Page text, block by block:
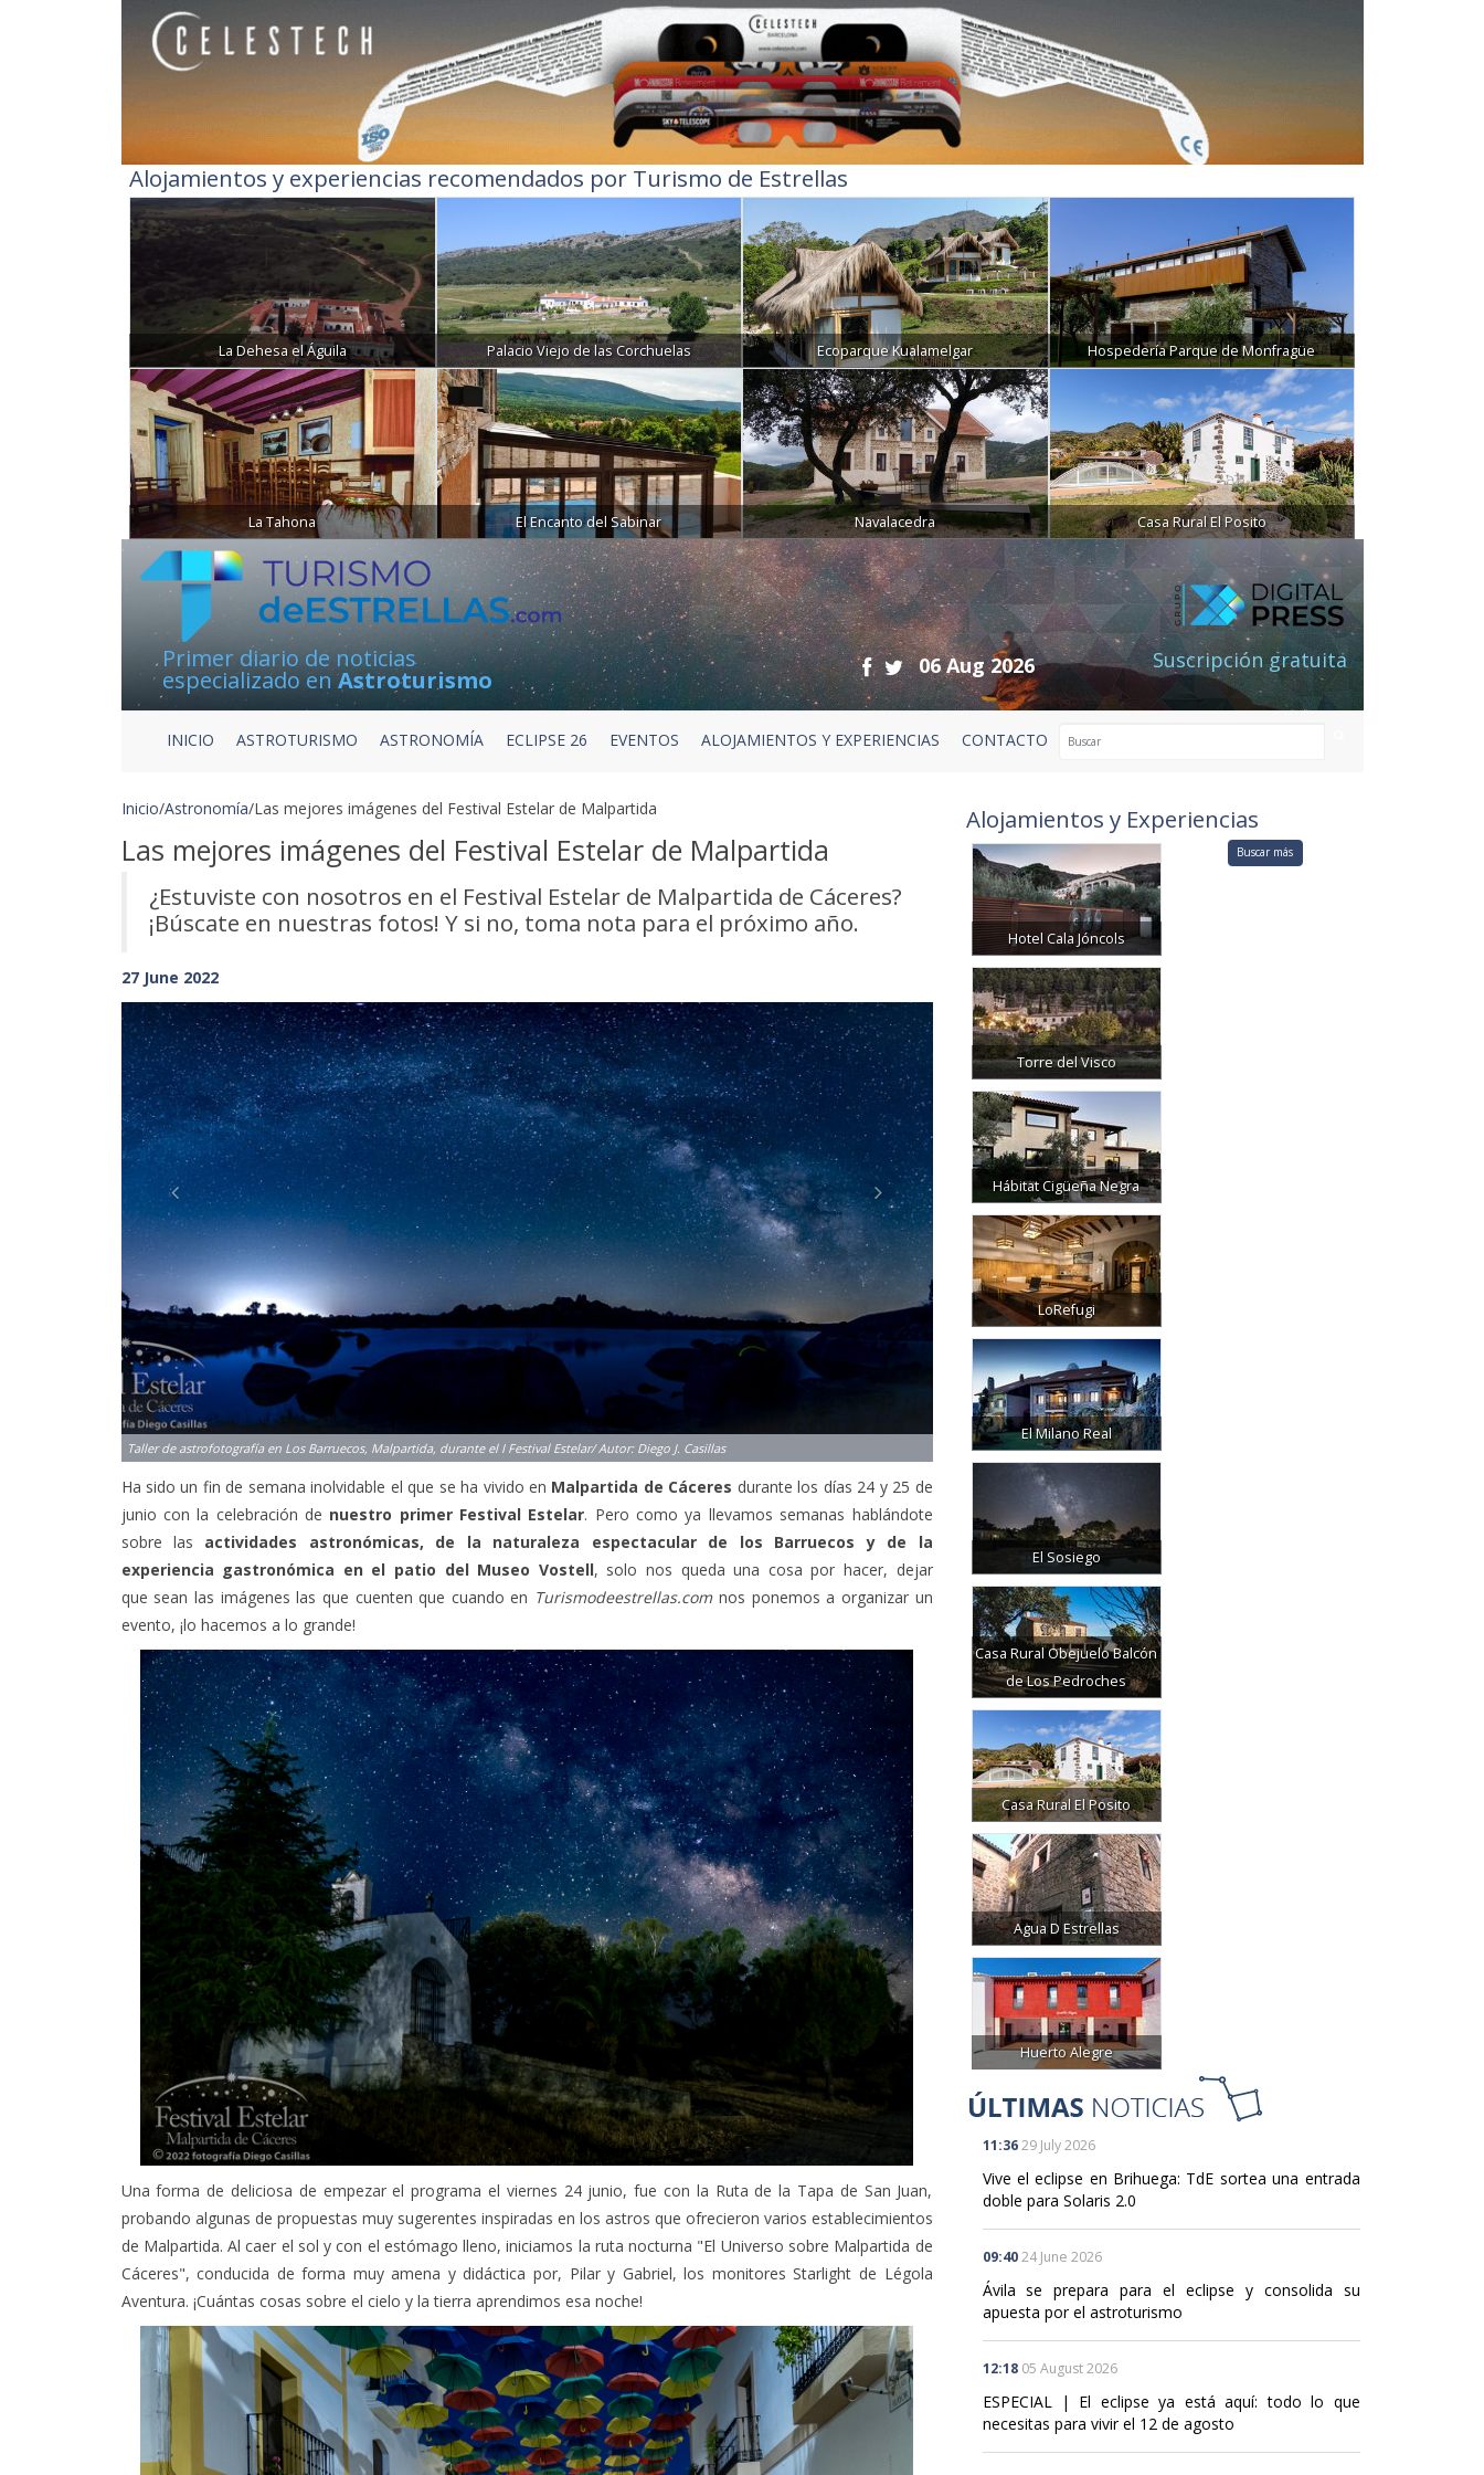
Alojamientos y experiencias recomendados por Turismo de Estrellas
La Dehesa el Águila Palacio Viejo de las Corchuelas Ecoparque Kualamelgar Hospedería Parque de Monfragüe
La Tahona El Encanto del Sabinar Navalacedra Casa Rural El Posito
Primer diario de noticias
especializado enAstroturismo
06 Aug 2026 Suscripción gratuita
INICIO ASTROTURISMO ASTRONOMÍA ECLIPSE 26 EVENTOS ALOJAMIENTOS Y EXPERIENCIAS CONTACTO
Inicio/Astronomía/Las mejores imágenes del Festival Estelar de Malpartida
Las mejores imágenes del Festival Estelar de Malpartida
¿Estuviste con nosotros en el Festival Estelar de Malpartida de Cáceres?
¡Búscate en nuestras fotos! Y si no, toma nota para el próximo año.
27 June 2022
Previous Next
Ha sido un fin de semana inolvidable el que se ha vivido en Malpartida de Cáceres durante los días 24 y 25 de
junio con la celebración de nuestro primer Festival Estelar . Pero como ya llevamos semanas hablándote
sobre las actividades astronómicas, de la naturaleza espectacular de los Barruecos y de la
experiencia gastronómica en el patio del Museo Vostell, solo nos queda una cosa por hacer, dejar
que sean las imágenes las que cuenten que cuando en Turismodeestrellas.comnos ponemos a organizar un
evento, ¡lo hacemos a lo grande!
Una forma de deliciosa de empezar el programa el viernes 24 junio, fue con la Ruta de la Tapa de San Juan,
probando algunas de propuestas muy sugerentes inspiradas en los astros que ofrecieron varios establecimientos
de Malpartida. Al caer el sol y con el estómago lleno, iniciamos la ruta nocturna "El Universo sobre Malpartida de
Cáceres", conducida de forma muy amena y didáctica por, Pilar y Gabriel, los monitores Starlight de Légola
Aventura. ¡Cuántas cosas sobre el cielo y la tierra aprendimos esa noche!
Alojamientos y Experiencias
Hotel Cala Jóncols
Torre del Visco
Hábitat Cigüeña Negra
LoRefugi
El Milano Real
El Sosiego
Casa Rural Obejuelo Balcón
de Los Pedroches
Casa Rural El Posito
Agua D Estrellas
Huerto Alegre
Buscar más
11:36 29 July 2026
Vive el eclipse en Brihuega: TdE sortea una entrada
doble para Solaris 2.0
09:40 24 June 2026
Ávila se prepara para el eclipse y consolida su
apuesta por el astroturismo
12:18 05 August 2026
ESPECIAL | El eclipse ya está aquí: todo lo que
necesitas para vivir el 12 de agosto